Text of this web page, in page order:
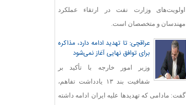
اولویت‌های وزارت نفت در ارتقاء عملکرد
مهندسان و متخصصان است.
عراقچی: تا تهدید ادامه دارد، مذاکره
برای توافق نهایی آغاز نمی‌شود
وزیر امور خارجه با تأکید بر
شفافیت بند ۱۳ یادداشت تفاهم،
گفت: مادامی که تهدیدها علیه ایران ادامه داشته